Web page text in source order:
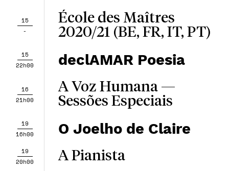
15
-
École des Maîtres
2020/21 (BE, FR, IT, PT)
15
22h00
declAMAR Poesia
16
21h00
A Voz Humana —
Sessões Especiais
19
16h00
O Joelho de Claire
19
20h00
A Pianista